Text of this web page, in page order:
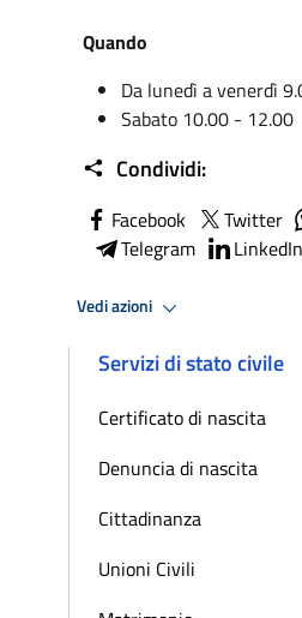
Quando
Da lunedì a venerdì
Sabato 10.00 - 12.00
Condividi:
Facebook Twitter
Telegram
LinkedIn
Vedi azioni
Servizi di stato civile
Certificato di nascita
Denuncia di nascita
Cittadinanza
Unioni Civili